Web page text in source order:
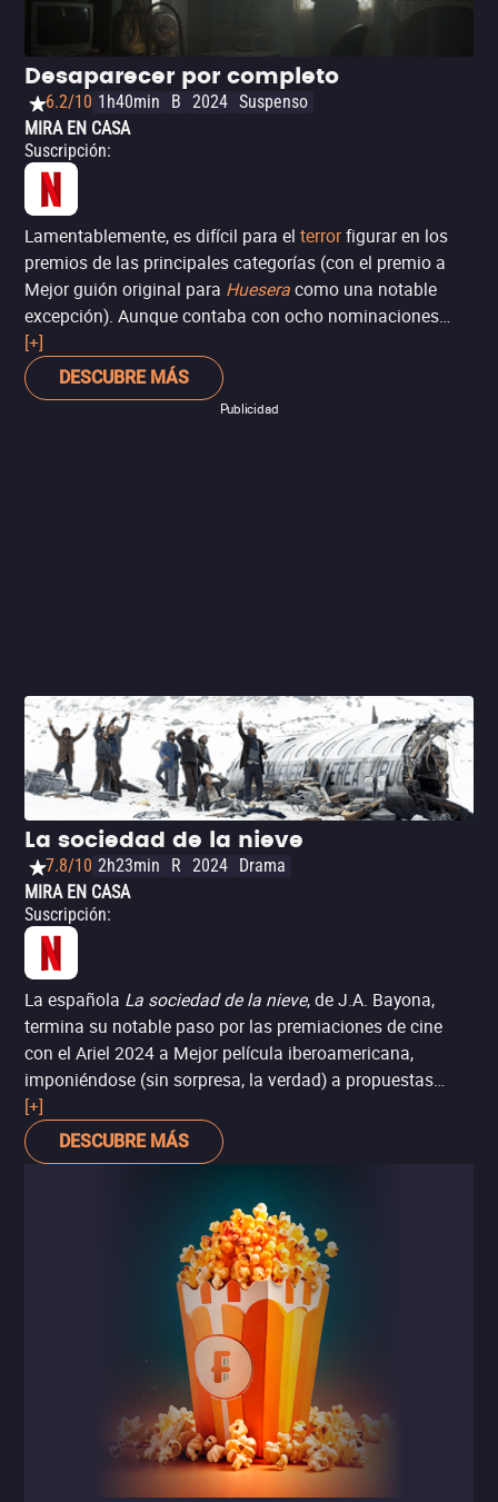
Desaparecer por completo
6.2/10 1h40min B 2024 Suspenso
MIRA EN CASA
Suscripción:
Lamentablemente, es difícil para el terrorfigurar en los
premios de las principales categorías (con el premio a
Mejor guión original para Hueseracomo una notable
excepción). Aunque contaba con ocho nominaciones
(una a Mejor actor),
casa con dos, ambas en categorías técnicas: Mejores
efectos visuales y Mejores efectos especiales.
[+]
DESCUBRE MÁS
Publicidad
La sociedad de la nieve
7.8/10 2h23min R 2024 Drama
MIRA EN CASA
Suscripción:
La española La sociedad de la nieve, de J.A. Bayona,
termina su notable paso por las premiaciones de cine
con el Ariel 2024 a Mejor película iberoamericana,
imponiéndose (sin sorpresa, la verdad) a propuestas
como
[+]
DESCUBRE MÁS